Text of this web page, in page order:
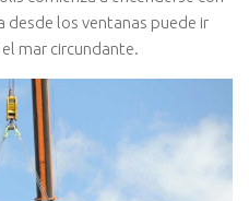
desde los ventanas puede ir
mar circundante.